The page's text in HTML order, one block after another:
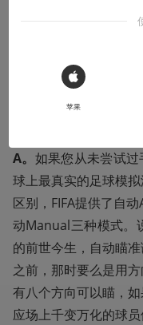
FIFA vs 实况就像中医
必要了。是时候开发
方式真的正确吗？我
方法是进入操作设置
A。 如果您从未尝试
球上最真实的足球模
区别，FIFA提供了自
动Manual三种模式。
的前世今生，自动瞄
之前，那时要么是用
有八个方向可以瞄，
应场上千变万化的球
 Sign in with Apple
苹果